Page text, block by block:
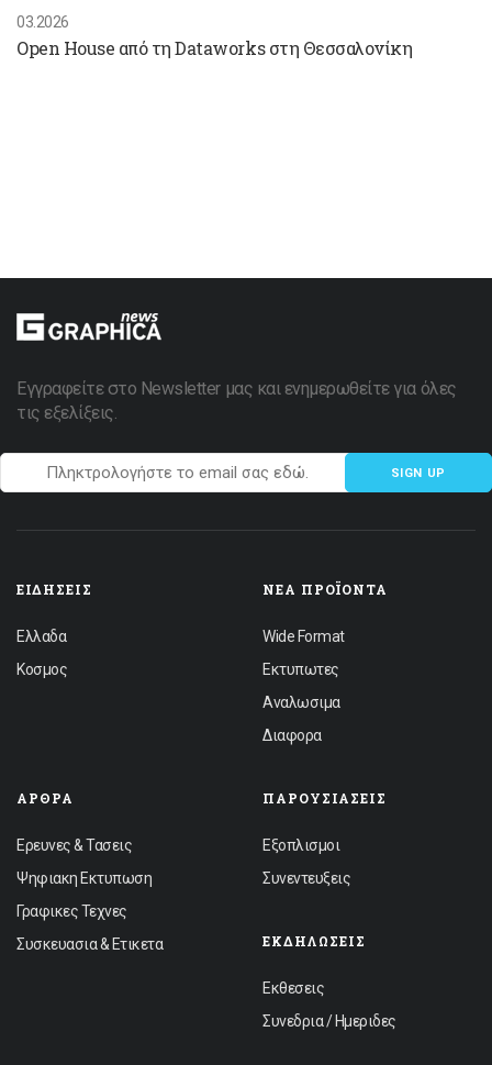
03.2026
Open House από τη Dataworks στη Θεσσαλονίκη
Εγγραφείτε στο Newsletter μας και ενημερωθείτε για όλες
τις εξελίξεις.
SIGN UP
ΕΙΔΉΣΕΙΣ
Ελλαδα
Κοσμος
ΝΈΑ ΠΡΟΪΌΝΤΑ
Wide Format
Εκτυπωτες
Αναλωσιμα
Διαφορα
ΆΡΘΡΑ
Ερευνες & Τασεις
Ψηφιακη Εκτυπωση
Γραφικες Τεχνες
Συσκευασια & Ετικετα
ΠΑΡΟΥΣΙΆΣΕΙΣ
Εξοπλισμοι
Συνεντευξεις
ΕΚΔΗΛΏΣΕΙΣ
Εκθεσεις
Συνεδρια / Ημεριδες